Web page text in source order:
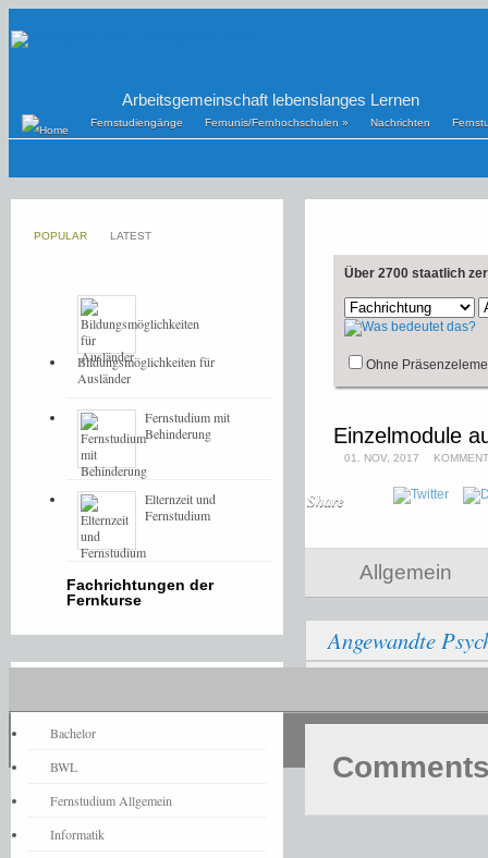
Arbeitsgemeinschaft lebenslanges Lernen
Fernstudiengänge Fernunis/Fernhochschulen » Nachrichten
Über 2700 staatlich
Ohne
Einzelmodule
01. NOV, 2017
Share
Allgemein
Angewandte
POPULAR LATEST
Bildungsmöglichkeiten für
Ausländer
Fernstudium mit
Behinderung
Elternzeit und
Fernstudium
Fachrichtungen der
Fernkurse
Bachelor
BWL
Fernstudium Allgemein
Informatik